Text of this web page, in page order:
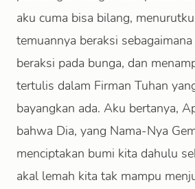
aku cuma bisa bilang,
temuannya beraksi
beraksi pada bunga, dan
tertulis dalam Firman Tuhan
bayangkan ada. Aku bertanya,
bahwa Dia, yang Nama-Nya
menciptakan bumi kita dahulu
akal lemah kita tak mampu